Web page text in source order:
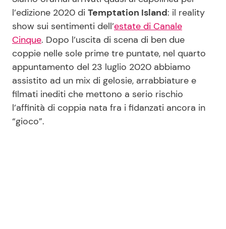
Mondo Mamma
News benessere
Salute
Viaggi e Turismo
Le Ricette in TV
Primi Piatti
Ricette Facili e Veloci
Ricette Feste
l’edizione 2020 di Temptation Island: il reality
show sui sentimenti dell’estate di Canale
Cinque. Dopo l’uscita di scena di ben due
coppie nelle sole prime tre puntate, nel quarto
appuntamento del 23 luglio 2020 abbiamo
assistito ad un mix di gelosie, arrabbiature e
filmati inediti che mettono a serio rischio
l’affinità di coppia nata fra i fidanzati ancora in
“gioco”.